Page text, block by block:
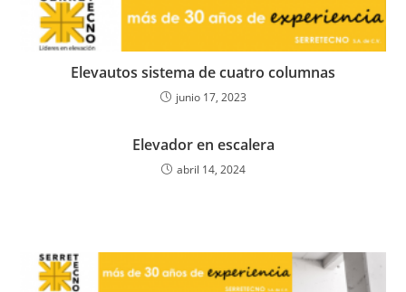
Elevautos sistema de cuatro columnas
junio 17, 2023
Elevador en escalera
abril 14, 2024